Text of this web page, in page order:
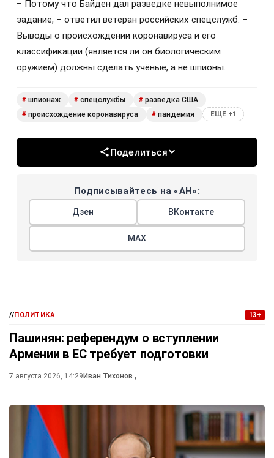
– Потому что Байден дал разведке невыполнимое
задание, – ответил ветеран российских спецслужб. –
Выводы о происхождении коронавируса и его
классификации (является ли он биологическим
оружием) должны сделать учёные, а не шпионы.
# шпионаж # спецслужбы # разведка США
# происхождение коронавируса # пандемия ЕЩЕ +1
Поделиться
Подписывайтесь на «АН»:
Дзен ВКонтакте
МАХ
//ПОЛИТИКА 13+
Пашинян: референдум о вступлении
Армении в ЕС требует подготовки
7 августа 2026, 14:29Иван Тихонов ,